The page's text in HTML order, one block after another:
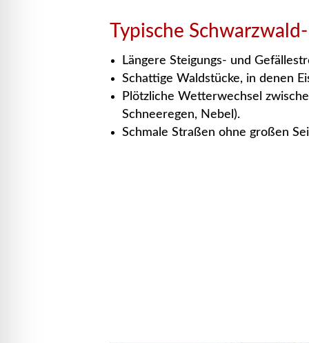
Typische
Längere Steigungs- und
Schattige Waldstücke, in denen
Plötzliche Wetterwechsel
Schneeregen, Nebel).
Schmale Straßen ohne großen